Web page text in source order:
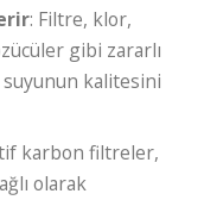
: Filtre, klor,
gibi zararlı
kalitesini
karbon filtreler,
olarak